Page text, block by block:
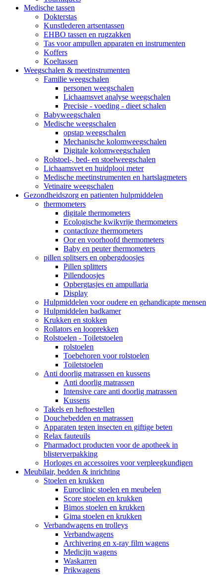
Medische tassen
Dokterstas
Kunstlederen artsentassen
EHBO tassen en rugzakken
Tas voor ampullen apparaten en instrumenten
Koffers
Koeltassen
Weegschalen & meetinstrumenten
Familie weegschalen
personen weegschalen
Lichaamsvet analyse weegschalen
Precisie - voeding - dieet schalen
Babyweegschalen
Medische weegschalen
opstap weegschalen
Mechanische kolomweegschalen
Digitale kolomweegschalen
Rolstoel-, bed- en stoelweegschalen
Lichaamsvet en huidplooi meter
Medische meetinstrumenten en hartslagmeters
Vetinaire weegschalen
Gezondheidszorg en patienten hulpmiddelen
thermometers
digitale thermometers
Ecologische kwikvrije thermometers
contactloze thermometers
Oor en voorhoofd thermometers
Baby en peuter thermometers
pillen splitsers en opbergdoosjes
Pillen splitters
Pillendoosjes
Opbergtasjes en ampullaria
Display
Hulpmiddelen voor oudere en gehandicapte mensen
Hulpmiddelen badkamer
Krukken en stokken
Rollators en looprekken
Rolstoelen - Toiletstoelen
rolstoelen
Toebehoren voor rolstoelen
Toiletstoelen
Anti doorlig matrassen en kussens
Anti doorlig matrassen
Intensive care anti doorlig matrassen
Kussens
Takels en heftoestellen
Douchebedden en matrassen
Apparaten tegen insecten en giftige beten
Relax fauteuils
Pharmadoct producten voor de apotheek in
blisterverpakking
Horloges en accessoires voor verpleegkundigen
Meubilair, bedden & inrichting
Stoelen en krukken
Euroclinic stoelen en meubelen
Score stoelen en krukken
Bimos stoelen en krukken
Gima stoelen en krukken
Verbandwagens en trolleys
Verbandwagens
Archivering en x-ray film wagens
Medicijn wagens
Waskarren
Prikwagens